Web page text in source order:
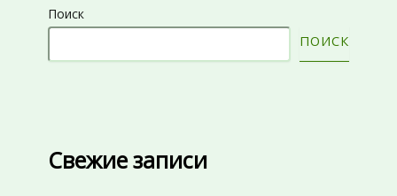
Поиск
ПОИСК
Свежие записи